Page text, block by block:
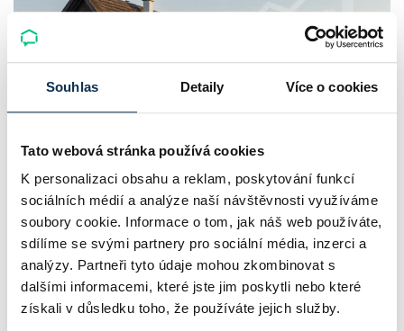
Souhlas Detaily Více o cookies
Tato webová stránka používá cookies
K personalizaci obsahu a reklam, poskytování funkcí
sociálních médií a analýze naší návštěvnosti využíváme
soubory cookie. Informace o tom, jak náš web používáte,
sdílíme se svými partnery pro sociální média, inzerci a
analýzy. Partneři tyto údaje mohou zkombinovat s
dalšími informacemi, které jste jim poskytli nebo které
získali v důsledku toho, že používáte jejich služby.
klesá a trh zrychluje
Český trh rekreačních nemovitostí letos ukazuje nečekanou
odolnost. Chaty a chalupy podle čerstvých dat za poslední
2 roky zdražily o 21,8 %, zároveň ale výrazně ubylo nabídek
a prodejní tempo…